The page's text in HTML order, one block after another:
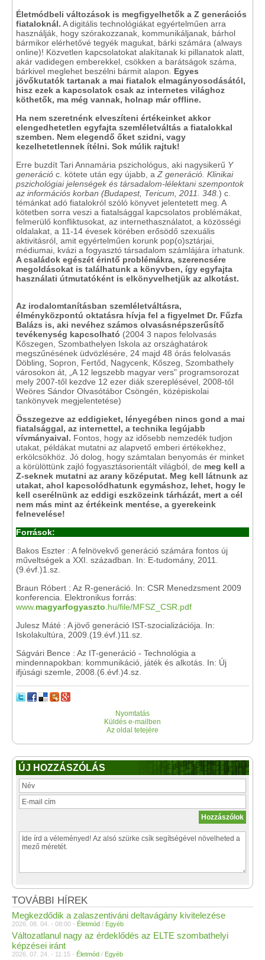
Életmódbeli változások is megfigyelhetők a Z generációs
fiataloknál. A digitális technológiákat egyértelműen arra
használják, hogy szórakozzanak, kommunikáljanak, bárhol
bármikor elérhetővé tegyék magukat, bárki számára (always
online)! Közvetlen kapcsolatokat alakítanak ki pillanatok alatt,
akár vadidegen emberekkel, csökken a barátságok száma,
bárkivel meglehet beszélni bármit alapon.
Egyes
jövőkutatók tartanak a mai fiatalok elmagányosodásától,
hisz ezek a kapcsolatok csak az internetes világhoz
köthetők, ma még vannak, holnap már offline.
Ha nem szeretnénk elveszíteni értékeinket akkor
elengedhetetlen egyfajta szemléletváltás a fiatalokkal
szemben. Nem elegendő őket szidni, vagy
kezelhetetlennek ítélni. Sok múlik rajtuk!
Erre buzdít Tari Annamária pszichológus, aki nagysikerű Y
generáció c. kötete után egy újabb, a Z generáció. Klinikai
pszichológiai jelenségek és társadalom-lélektani szempontok
az információs korban (Budapest, Tericum, 2011. 348. ) c.
témánkat adó fiatalokról szóló könyvet jelentetett meg. A
kötetben sorra veszi a fiatalsággal kapcsolatos problémákat,
felmerülő konfliktusokat, az internethasználatot, a közösségi
oldalakat, a 11-14 évesek körében erősödő szexuális
aktivitásról, amit egyértelműen korunk pop(o)sztárjai,
médiumai, kvázi a fogyasztó társadalom számlájára írhatunk.
A családok egészét érintő problémákra, szerencsére
megoldásokat is találhatunk a könyvben, így egyfajta
használati útmutatóként is elkönyvelhetjük az alkotást.
Az irodalomtanításban szemléletváltásra,
élményközpontú oktatásra hívja fel a figyelmet Dr. Fűzfa
Balázs is, aki nevéhez számos olvasásnépszerűsítő
tevékenység kapcsolható (2004 3 napos felolvasás
Kőszegen, Szombathelyen Iskola az országhatárok
megszűnésének üdvözlésére, 24 majd 48 órás felolvasás
Döbling, Sopron, Fertőd, Nagycenk, Kőszeg, Szombathely
városokon át, „A 12 legszebb magyar vers" programsorozat
mely 2007-től kezdve 12 ezer diák szereplésével, 2008-től
Weöres Sándor Olvasótábor Csöngén, középiskolai
tankönyvek megjelentetése)
Összegezve az eddigieket, lényegében nincs gond a mai
fiatalsággal, az internettel, a technika legújabb
vívmányaival. Fontos, hogy az idősebb nemzedék tudjon
utakat, példákat mutatni az alapvető emberi értékekhez,
erkölcsökhöz. Jó dolog, hogy számtalan benyomás ér minket
a körülöttünk zajló fogyasztásorientált világból, de meg kell a
Z-seknek mutatni az arany középutat. Meg kell látnunk az
utakat, ahol kapcsolódhatunk egymáshoz, lehet, hogy le
kell cserélnünk az eddigi eszközeink tárházát, mert a cél
nem más mint az értékeink mentése, a gyerekeink
felnevelése!
Források:
Bakos Eszter : A felnövekvő generáció számára fontos új
műveltségek a XXI. században. In: E-tudomány, 2011.
(9.évf.)1.sz.
Braun Róbert : Az R-generáció. In: CSR Menedzsment 2009
konferencia. Elektronikus forrás:
www. magyarfogyaszto .hu/file/MFSZ_CSR.pdf
Julesz Máté : A jövő generáció IST-szocializációja. In:
Iskolakultúra, 2009.(19.évf.)11.sz.
Ságvári Bence : Az IT-generáció - Technológia a
mindennapokban: kommunikáció, játék és alkotás. In: Új
ifjúsági szemle, 2008.(6.évf.)4.sz.
Nyomtatás
Küldés e-mailben
Az oldal tetejére
ÚJ HOZZÁSZÓLÁS
TOVÁBBI HÍREK
Megkezdődik a zalaszentiváni deltavágány kivitelezése
2026. 08. 04. - 08:00 - Életmód / Egyéb
Változatlanul nagy az érdeklődés az ELTE szombathelyi
képzései iránt
2026. 07. 24. - 11:15 - Életmód / Egyéb